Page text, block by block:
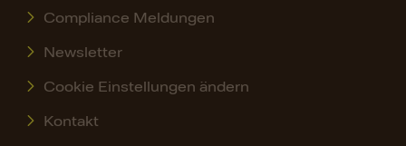
Compliance Meldungen
Newsletter
Cookie Einstellungen ändern
Kontakt